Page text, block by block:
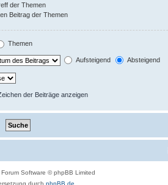
der Themen
Beitrag der Themen
Themen
Aufsteigend Absteigend
der Beiträge anzeigen
Software © phpBB Limited
durch phpBB.de